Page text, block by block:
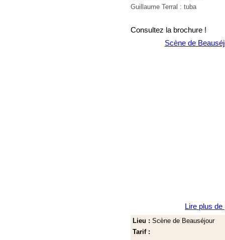
Guillaume Terral : tuba
Consultez la brochure !
Scène de
Lire plus
Lieu : Scène de Beauséjour
Tarif :